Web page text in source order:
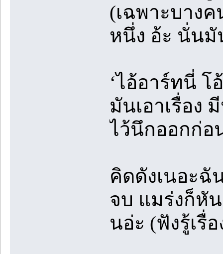
(เฉพาะบาง
หนึ่ง อ้ะ นั่น
‘ไอ้อาร์ทนี่
มันเอาเรื่อง
ไว้นึกออกก่อ
คิดดังเนอะฉั
จบ แมร่งก็หั
นอ่ะ (ฟังรู้เรื่